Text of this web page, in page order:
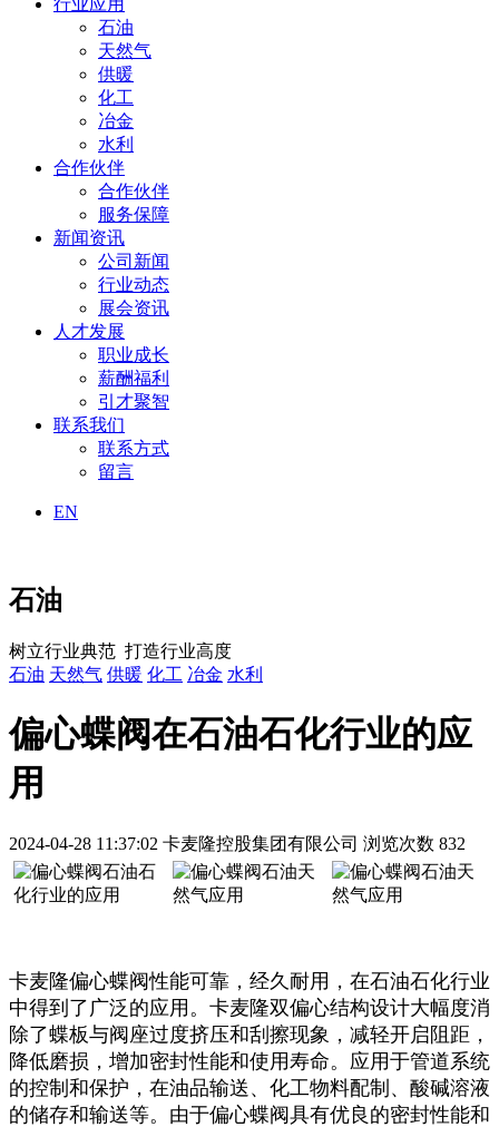
石油
天然气
供暖
化工
冶金
水利
合作伙伴
合作伙伴
服务保障
新闻资讯
公司新闻
行业动态
展会资讯
人才发展
职业成长
薪酬福利
引才聚智
联系我们
联系方式
留言
EN
石油
树立行业典范 打造行业高度
石油 天然气 供暖 化工 冶金 水利
偏心蝶阀在石油石化行业的应
用
2024-04-28 11:37:02 卡麦隆控股集团有限公司 浏览次数 832
卡麦隆偏心蝶阀性能可靠，经久耐用，在石油石化行业
中得到了广泛的应用。卡麦隆双偏心结构设计大幅度消
除了蝶板与阀座过度挤压和刮擦现象，减轻开启阻距，
降低磨损，增加密封性能和使用寿命。应用于管道系统
的控制和保护，在油品输送、化工物料配制、酸碱溶液
的储存和输送等。由于偏心蝶阀具有优良的密封性能和